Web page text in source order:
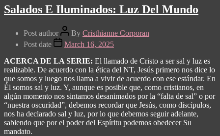
Salados E Iluminados: Luz Del Mundo
Post author By Cristhianne Corporan
Post date
March 16, 2025
ACERCA DE LA SERIE: El llamado de Cristo a ser sal y luz es
realizable. De acuerdo con la ética del NT, Jesús primero nos dice lo
que somos y luego nos llama a vivir de acuerdo con ese estándar. En
Él somos sal y luz. Y, aunque es posible que, como cristianos, en
algún momento nos sintamos desanimados por la “falta de sal” o por
“nuestra oscuridad”, debemos recordar que Jesús, como discípulos,
nos ha declarado sal y luz, por lo que debemos seguir adelante,
sabiendo que por el poder del Espíritu podemos obedecer Su
mandato.